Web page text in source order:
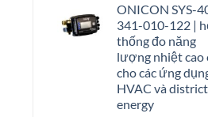
ONICON SYS-
341-010-122 |
thống đo năng
lượng nhiệt cao
cho các ứng
HVAC và district
energy